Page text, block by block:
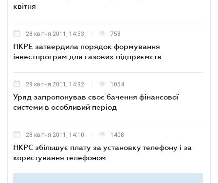
квітня
28 квітня 2011, 14:53 758
НКРЕ затвердила порядок формування
інвестпрограм для газових підприємств
28 квітня 2011, 14:32 1054
Уряд запропонував своє бачення фінансової
системи в особливий період
28 квітня 2011, 14:10 1408
НКРС збільшує плату за установку телефону і за
користування телефоном